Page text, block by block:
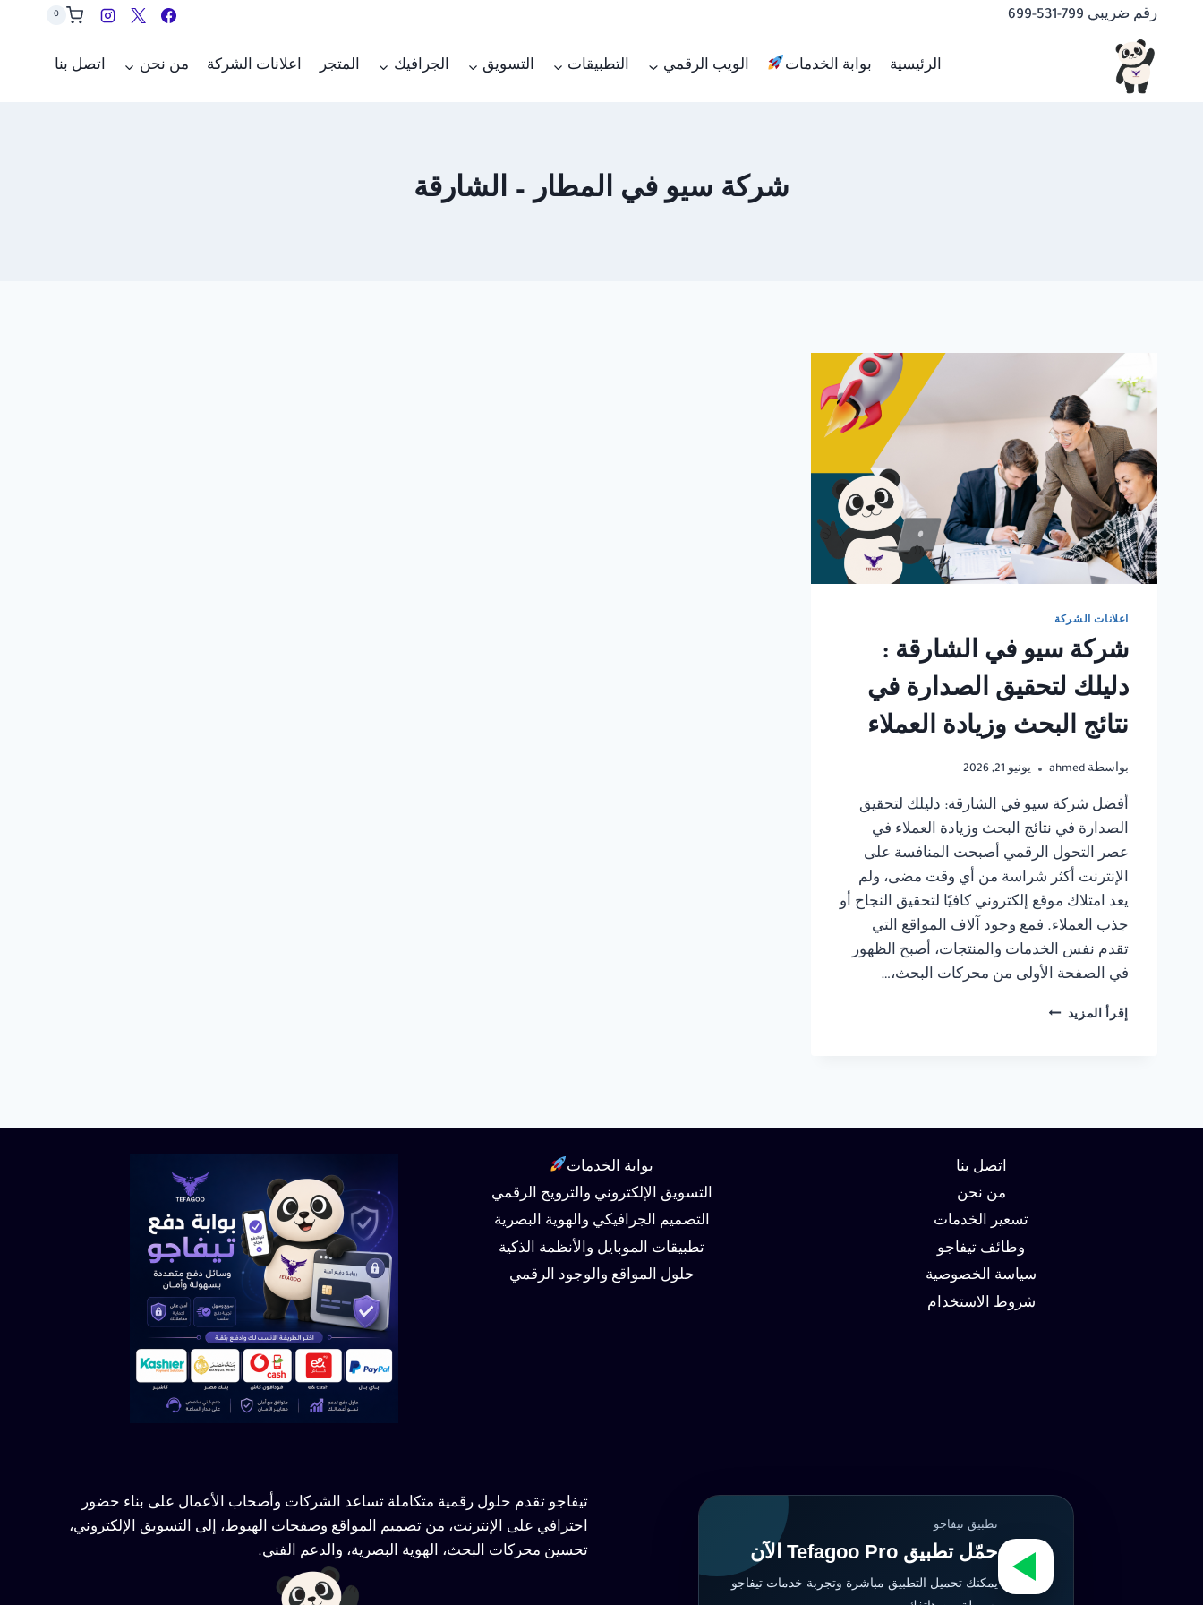
المحتوى
رقم ضريبي 799-531-699 0
الرئيسية بوابة الخدمات الويب الرقمي التطبيقات التسويق الجرافيك المتجر اعلانات الشركة من نحن اتصل بنا
شركة سيو في المطار – الشارقة
اعلانات الشركة
شركة سيو في الشارقة :
دليلك لتحقيق الصدارة في
نتائج البحث وزيادة العملاء
بواسطة ahmed يونيو 21, 2026
أفضل شركة سيو في الشارقة: دليلك لتحقيق
الصدارة في نتائج البحث وزيادة العملاء في
عصر التحول الرقمي أصبحت المنافسة على
الإنترنت أكثر شراسة من أي وقت مضى، ولم
يعد امتلاك موقع إلكتروني كافيًا لتحقيق النجاح أو
جذب العملاء. فمع وجود آلاف المواقع التي
تقدم نفس الخدمات والمنتجات، أصبح الظهور
في الصفحة الأولى من محركات البحث،…
إقرأ المزيد شركة
اتصل بنا
من نحن
تسعير الخدمات
وظائف تيفاجو
سياسة الخصوصية
شروط الاستخدام
بوابة الخدمات
التسويق الإلكتروني والترويج الرقمي
التصميم الجرافيكي والهوية البصرية
تطبيقات الموبايل والأنظمة الذكية
حلول المواقع والوجود الرقمي
تطبيق تيفاجو
حمّل تطبيق Tefagoo Pro الآن
يمكنك تحميل التطبيق مباشرة وتجربة خدمات تيفاجو
تيفاجو تقدم حلول رقمية متكاملة تساعد الشركات وأصحاب الأعمال على بناء حضور
احترافي على الإنترنت، من تصميم المواقع وصفحات الهبوط، إلى التسويق الإلكتروني،
تحسين محركات البحث، الهوية البصرية، والدعم الفني.